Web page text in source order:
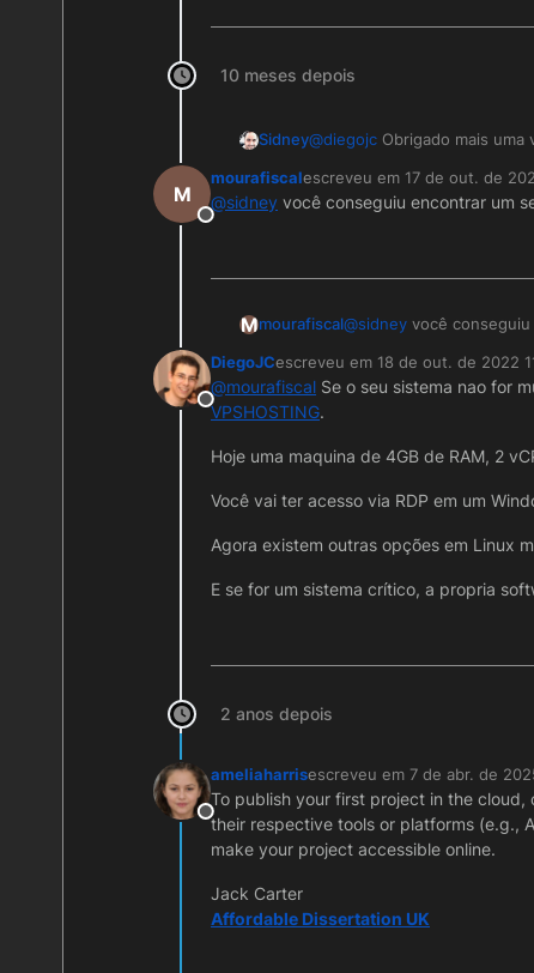
ter problemas com ele, se
Espero ter ajudado.
10 meses depois
Sidney@diegojc Obrigado mais uma
M
Offline
mourafiscalescreveu em 17 de out. de
última edição por
@sidney você conseguiu encontrar um
Mmourafiscal@sidney você
Offline
DiegoJCescreveu em 18 de out. de 2022
última edição por
@mourafiscal Se o seu sistema nao for
VPSHOSTING.
Hoje uma maquina de 4GB de RAM, 2
Você vai ter acesso via RDP em um
Agora existem outras opções em Linux
E se for um sistema crítico, a propria
2 anos depois
Offline
ameliaharrisescreveu em 7 de abr. de
última edição por
To publish your first project in the cloud,
their respective tools or platforms (e.g.,
make your project accessible online.
Jack Carter
Affordable Dissertation UK